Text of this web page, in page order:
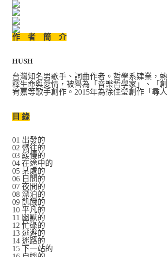
作 者 簡 介
HUSH
台灣知名男歌手、詞曲作者。哲學系肄業，
釋生命與愛情，被譽為「音樂哲學家」、「
宥嘉等歌手創作。2015年為徐佳瑩創作「尋
目 錄
01 出發的
02 嚮往的
03 緩慢的
04 在途中的
05 某處的
06 日間的
07 夜間的
08 漂泊的
09 飢餓的
10 平凡的
11 幽默的
12 忙碌的
13 逃避的
14 迷路的
15 下一站的